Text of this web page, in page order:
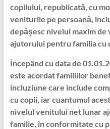
copilului, republicată, cu
veniturile pe persoană,
depășesc nivelul maxim
ajutorului pentru familia cu
Începând cu data de
este acordat familiilor
incluziune care include
cu copii, iar cuantumul
nivelul venitului net lunar
familie, în conformitate cu